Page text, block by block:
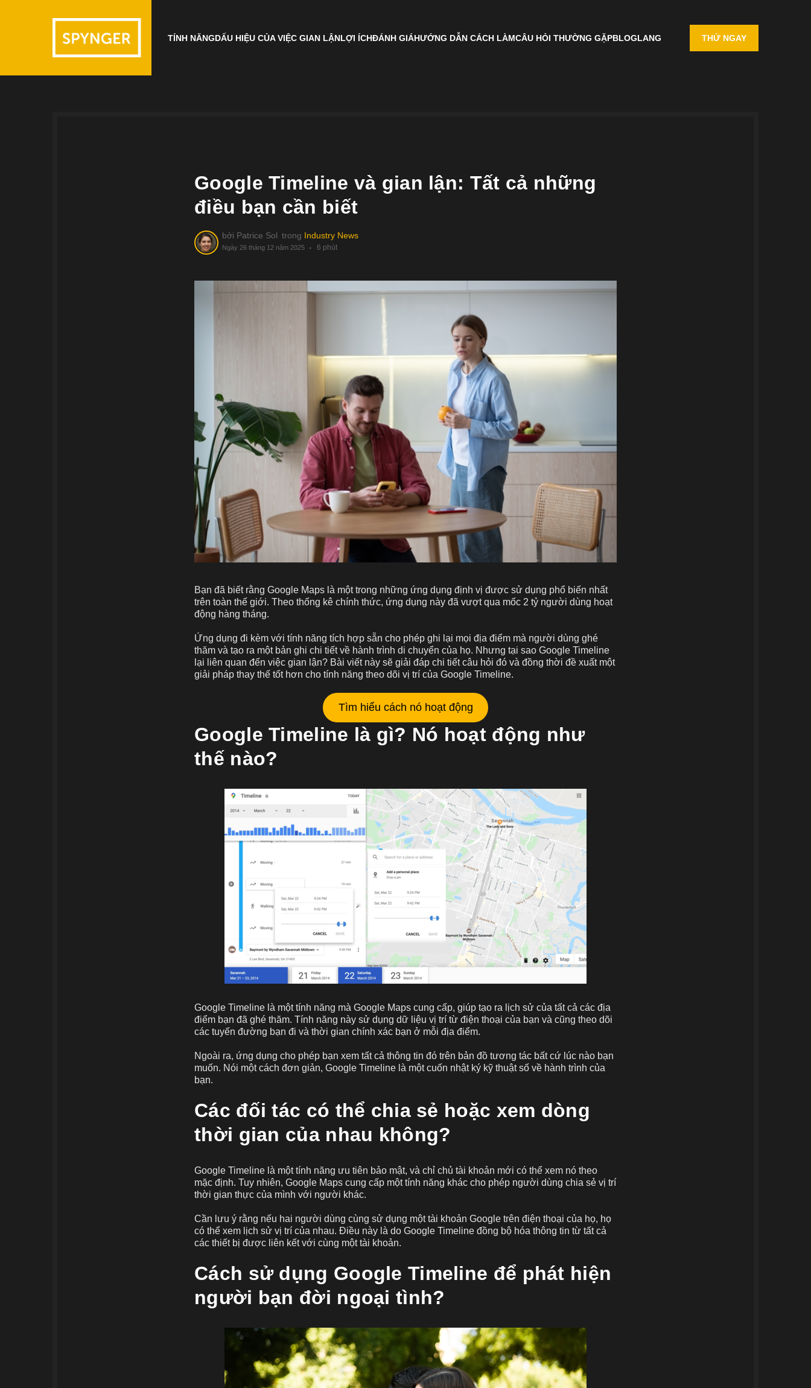
TÍNH NĂNGDẤU HIỆU CỦA VIỆC GIAN LẬNLỢI ÍCHĐÁNH GIÁHƯỚNG DẪN CÁCH LÀMCÂU HỎI THƯỜNG GẶPBLOGLANG THỬ NGAY
Google Timeline và gian lận: Tất cả những
điều bạn cần biết
bởi Patrice Sol trong Industry News
Ngày 26 tháng 12 năm 2025 6 phút
Bạn đã biết rằng Google Maps là một trong những ứng dụng định vị được sử dụng phổ biến nhất
trên toàn thế giới. Theo thống kê chính thức, ứng dụng này đã vượt qua mốc 2 tỷ người dùng hoạt
động hàng tháng.
Ứng dụng đi kèm với tính năng tích hợp sẵn cho phép ghi lại mọi địa điểm mà người dùng ghé
thăm và tạo ra một bản ghi chi tiết về hành trình di chuyển của họ. Nhưng tại sao Google Timeline
lại liên quan đến việc gian lận? Bài viết này sẽ giải đáp chi tiết câu hỏi đó và đồng thời đề xuất một
giải pháp thay thế tốt hơn cho tính năng theo dõi vị trí của Google Timeline.
Tìm hiểu cách nó hoạt động
Google Timeline là gì? Nó hoạt động như
thế nào?
Google Timeline là một tính năng mà Google Maps cung cấp, giúp tạo ra lịch sử của tất cả các địa
điểm bạn đã ghé thăm. Tính năng này sử dụng dữ liệu vị trí từ điện thoại của bạn và cũng theo dõi
các tuyến đường bạn đi và thời gian chính xác bạn ở mỗi địa điểm.
Ngoài ra, ứng dụng cho phép bạn xem tất cả thông tin đó trên bản đồ tương tác bất cứ lúc nào bạn
muốn. Nói một cách đơn giản, Google Timeline là một cuốn nhật ký kỹ thuật số về hành trình của
bạn.
Các đối tác có thể chia sẻ hoặc xem dòng
thời gian của nhau không?
Google Timeline là một tính năng ưu tiên bảo mật, và chỉ chủ tài khoản mới có thể xem nó theo
mặc định. Tuy nhiên, Google Maps cung cấp một tính năng khác cho phép người dùng chia sẻ vị trí
thời gian thực của mình với người khác.
Cần lưu ý rằng nếu hai người dùng cùng sử dụng một tài khoản Google trên điện thoại của họ, họ
có thể xem lịch sử vị trí của nhau. Điều này là do Google Timeline đồng bộ hóa thông tin từ tất cả
các thiết bị được liên kết với cùng một tài khoản.
Cách sử dụng Google Timeline để phát hiện
người bạn đời ngoại tình?